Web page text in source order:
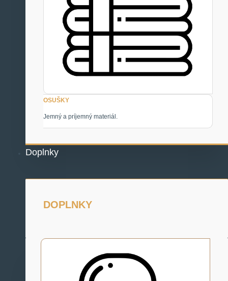
OSUŠKY
Jemný a príjemný materiál.
Doplnky
DOPLNKY